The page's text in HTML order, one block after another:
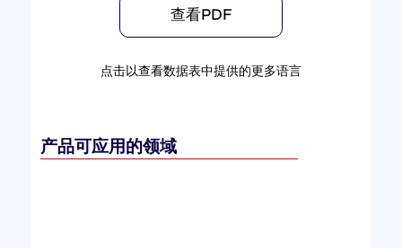
查看PDF
点击以查看数据表中提供的更多语言
产品可应用的领域